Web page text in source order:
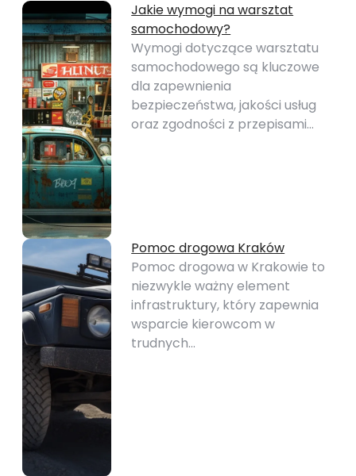
Jakie wymogi na warsztat
samochodowy?
Wymogi dotyczące warsztatu
samochodowego są kluczowe
dla zapewnienia
bezpieczeństwa, jakości usług
oraz zgodności z przepisami…
Pomoc drogowa Kraków
Pomoc drogowa w Krakowie to
niezwykle ważny element
infrastruktury, który zapewnia
wsparcie kierowcom w
trudnych…